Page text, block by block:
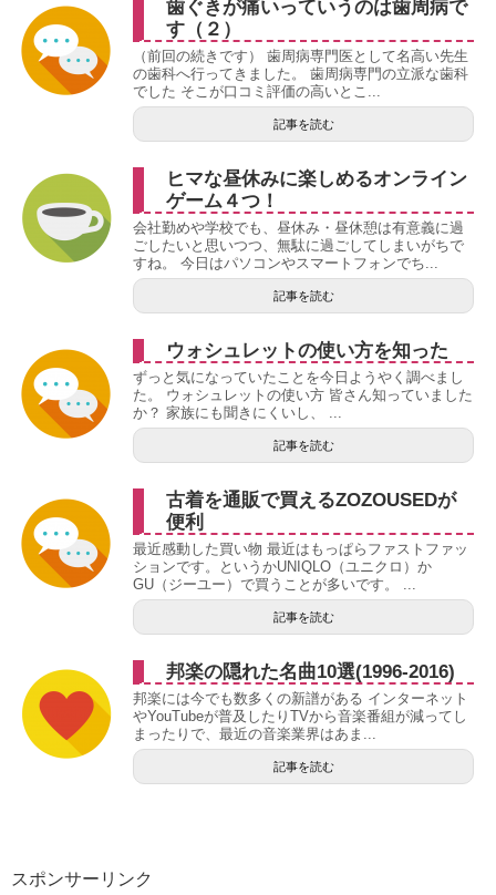
歯ぐきが痛いっていうのは歯周病で
す（２）
（前回の続きです） 歯周病専門医として名高い先生
の歯科へ行ってきました。 歯周病専門の立派な歯科
でした そこが口コミ評価の高いとこ...
記事を読む
ヒマな昼休みに楽しめるオンライン
ゲーム４つ！
会社勤めや学校でも、昼休み・昼休憩は有意義に過
ごしたいと思いつつ、無駄に過ごしてしまいがちで
すね。 今日はパソコンやスマートフォンでち...
記事を読む
ウォシュレットの使い方を知った
ずっと気になっていたことを今日ようやく調べまし
た。 ウォシュレットの使い方 皆さん知っていました
か？ 家族にも聞きにくいし、 ...
記事を読む
古着を通販で買えるZOZOUSEDが
便利
最近感動した買い物 最近はもっぱらファストファッ
ションです。というかUNIQLO（ユニクロ）か
GU（ジーユー）で買うことが多いです。 ...
記事を読む
邦楽の隠れた名曲10選(1996-2016)
邦楽には今でも数多くの新譜がある インターネット
やYouTubeが普及したりTVから音楽番組が減ってし
まったりで、最近の音楽業界はあま...
記事を読む
スポンサーリンク